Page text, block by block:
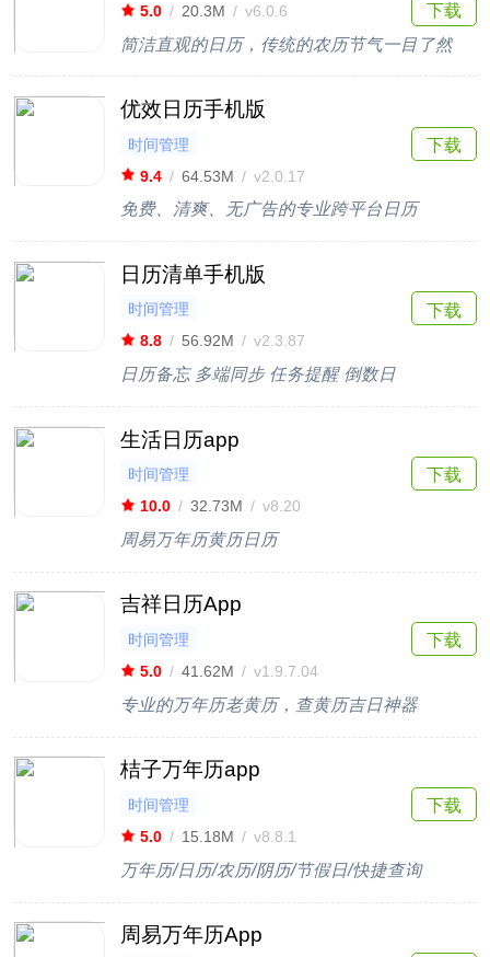
5.0 / 20.3M / v6.0.6
简洁直观的日历，传统的农历节气一目了然
下载
优效日历手机版
时间管理
9.4 / 64.53M / v2.0.17
免费、清爽、无广告的专业跨平台日历
下载
日历清单手机版
时间管理
8.8 / 56.92M / v2.3.87
日历备忘 多端同步 任务提醒 倒数日
下载
生活日历app
时间管理
10.0 / 32.73M / v8.20
周易万年历黄历日历
下载
吉祥日历App
时间管理
5.0 / 41.62M / v1.9.7.04
专业的万年历老黄历，查黄历吉日神器
下载
桔子万年历app
时间管理
5.0 / 15.18M / v8.8.1
万年历/日历/农历/阴历/节假日/快捷查询
下载
周易万年历App